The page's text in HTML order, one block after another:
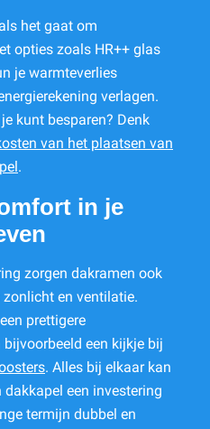
het gaat om
opties zoals HR++ glas
je warmteverlies
verlagen.
kunt besparen? Denk
van het plaatsen van
.
in je
zorgen dakramen ook
en ventilatie.
prettigere
bijvoorbeeld een kijkje bij
. Alles bij elkaar kan
dakkapel een investering
termijn dubbel en